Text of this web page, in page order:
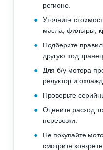
регионе.
Уточните
масла, фильтры,
Подберите
другую под транец.
Для б/у мотора
редуктор и
Проверьте
Оцените расход
перевозки.
Не покупайте
смотрите